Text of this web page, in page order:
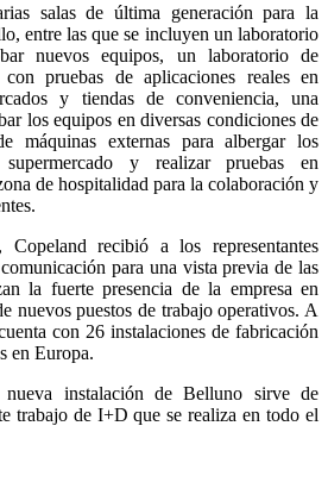
salas de última generación para la
entre las que se incluyen un laboratorio
nuevos equipos, un laboratorio de
pruebas de aplicaciones reales en
y tiendas de conveniencia, una
los equipos en diversas condiciones de
máquinas externas para albergar los
y realizar pruebas en
de hospitalidad para la colaboración y
recibió a los representantes
para una vista previa de las
la fuerte presencia de la empresa en
nuevos puestos de trabajo operativos. A
con 26 instalaciones de fabricación
en Europa.
instalación de Belluno sirve de
trabajo de I+D que se realiza en todo el